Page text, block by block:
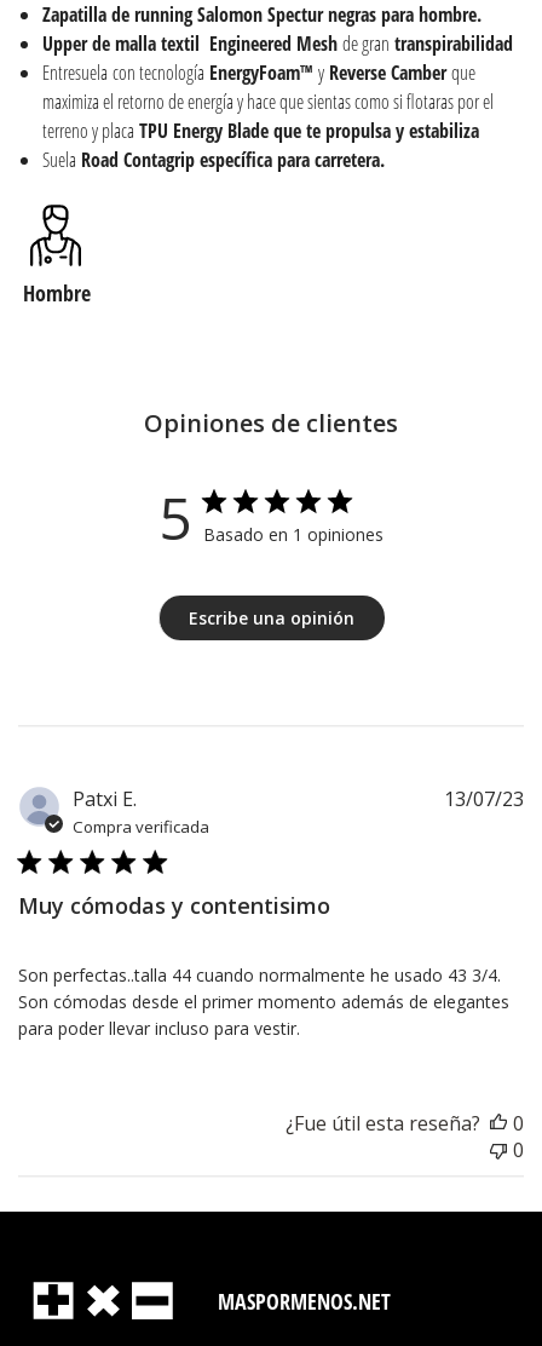
Zapatilla de running Salomon Spectur negras para hombre.
Upper de malla textil Engineered Meshde gran transpirabilidad
Entresuela con tecnología EnergyFoam™ y Reverse Camberque
maximiza el retorno de energía y hace que sientas como si flotaras por el
terreno y placa TPU Energy Blade que te propulsa y estabiliza
Suela Road Contagrip específica para carretera.
Hombre
Opiniones de clientes
5 Basado en 1 opiniones
Escribe una opinión
Patxi E.
Compra verificada
Muy cómodas y contentisimo
Son perfectas..talla 44 cuando normalmente he usado 43 3/4.
Son cómodas desde el primer momento además de elegantes
para poder llevar incluso para vestir.
13/07/23
¿Fue útil esta reseña?
0
0
MASPORMENOS.NET